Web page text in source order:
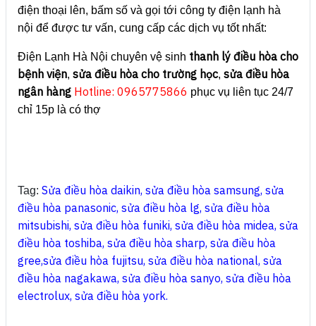
điện thoại lên, bấm số và gọi tới công ty điện lạnh hà
nội để được tư vấn, cung cấp các dịch vụ tốt nhất:
Điện Lạnh Hà Nội chuyên vệ sinh thanh lý điều hòa cho
bệnh viện, sửa điều hòa cho trường học, sửa điều hòa
ngân hàng Hotline: 0965775866 phục vụ liên tục 24/7
chỉ 15p là có thợ
Tag: Sửa điều hòa daikin, sửa điều hòa samsung, sửa
điều hòa panasonic, sửa điều hòa lg, sửa điều hòa
mitsubishi, sửa điều hòa funiki, sửa điều hòa midea, sửa
điều hòa toshiba, sửa điều hòa sharp, sửa điều hòa
gree,sửa điều hòa fujitsu, sửa điều hòa national, sửa
điều hòa nagakawa, sửa điều hòa sanyo, sửa điều hòa
electrolux, sửa điều hòa york.